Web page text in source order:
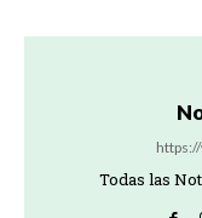
Todas las